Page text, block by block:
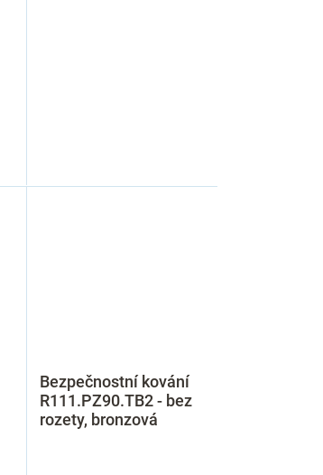
Bezpečnostní kování
R111.PZ90.TB2 - bez
rozety, bronzová